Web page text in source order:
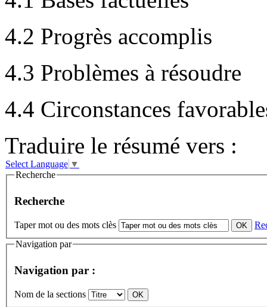
4.2 Progrès accomplis
4.3 Problèmes à résoudre
4.4 Circonstances
Traduire le résumé vers :
Select Language ▼
Recherche
Recherche
Taper mot ou des mots clès
Navigation par
Navigation par :
Nom de la sections